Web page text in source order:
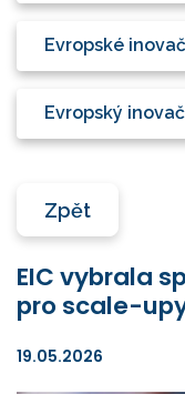
Evropské
Evropský
Zpět
EIC vybrala
pro scale-
19.05.2026